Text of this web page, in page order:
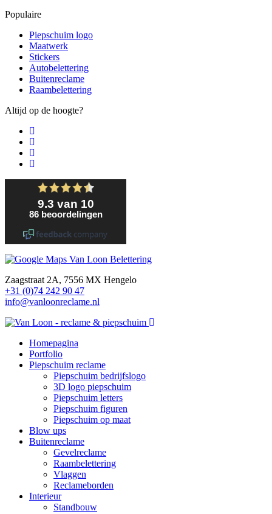
Populaire
Piepschuim logo
Maatwerk
Stickers
Autobelettering
Buitenreclame
Raambelettering
Altijd op de hoogte?
Zaagstraat 2A, 7556 MX Hengelo
+31 (0)74 242 90 47
info@vanloonreclame.nl
Homepagina
Portfolio
Piepschuim reclame
Piepschuim bedrijfslogo
3D logo piepschuim
Piepschuim letters
Piepschuim figuren
Piepschuim op maat
Blow ups
Buitenreclame
Gevelreclame
Raambelettering
Vlaggen
Reclameborden
Interieur
Standbouw